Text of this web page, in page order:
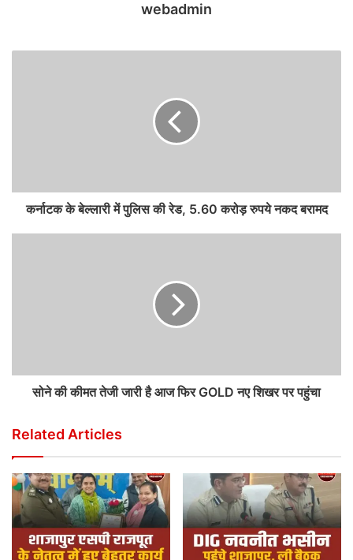
webadmin
कर्नाटक के बेल्लारी में पुलिस की रेड, 5.60 करोड़ रुपये नकद बरामद
सोने की कीमत तेजी जारी है आज फिर GOLD नए शिखर पर पहुंचा
Related Articles